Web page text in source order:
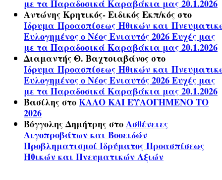
με τα Παραδοσικά Καραβάκια μας 20.1.2026
Αντώνης Κρητικός- Ειδικός Εκπ/κόςστο
Ίδρυμα Προασπίσεως Ηθικών και
Ευλογημένος ο Νέος Ενιαυτός 2026 Ευχές μας
με τα Παραδοσικά Καραβάκια μας 20.1.2026
Διαμαντής Θ. Βαχτσιαβάνοςστο
Ίδρυμα Προασπίσεως Ηθικών και
Ευλογημένος ο Νέος Ενιαυτός 2026 Ευχές μας
με τα Παραδοσικά Καραβάκια μας 20.1.2026
ΒασίληςστοΚΑΛΟ ΚΑΙ ΕΥΛΟΓΗΜΕΝΟ ΤΟ
2026
Βόγγολης ΔημήτρηςστοΑσθένειες
Αιγοπροβάτων και Βοοειδών
Προβληματισμοί Ιδρύματος Προασπίσεως
Ηθικών και Πνευματικών Αξιών